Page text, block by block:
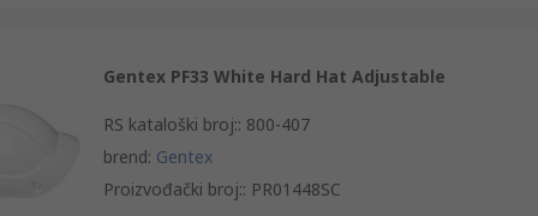
Gentex PF33 White Hard Hat Adjustable
RS kataloški broj:: 800-407
brend: Gentex
Proizvođački broj:: PR01448SC